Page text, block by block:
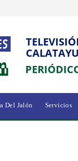
Del Jalón Servicios